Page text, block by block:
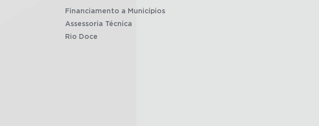
Financiamento a Municípios
Assessoria Técnica
Rio Doce